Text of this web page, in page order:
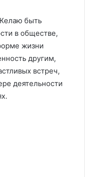
быть
в обществе,
жизни
другим,
встреч,
деятельности